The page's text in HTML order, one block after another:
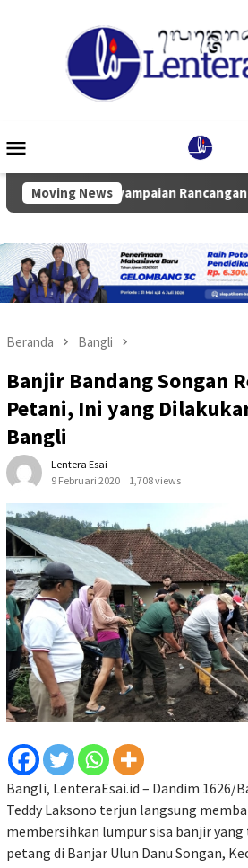
Mobile
Moving News
Penyampaian Rancangan KUA-PPAS
Beranda Bangli
Banjir Bandang Songan
Petani, Ini yang
Bangli
Lentera Esai
9 Februari 2020
1,708 views
Bangli, LenteraEsai.id – Dandim 1626/
Teddy Laksono terjun langsung
membersihkan lumpur sisa banjir
petang di Banjar Ulun Danu Songan,